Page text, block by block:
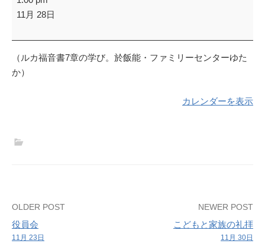
能
会
11月 28日
（ルカ福音書7章の学び。於飯能・ファミリーセンターゆた
か）
カレンダーを表示
Post
navigation
OLDER POST
役員会
11月 23日
NEWER POST
こどもと家族の礼拝
11月 30日